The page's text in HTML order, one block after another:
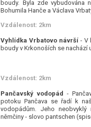
boudy. Byla zde vybudována
Bohumila Hanče a Václava
Vzdálenost: 2km
Vyhlídka Vrbatovo návrší - V
boudy v Krkonoších se nachází
Vzdálenost: 2km
Pančavský vodopád -
potoku Pančava se řadí k
vodopádům. Jeho
němčiny - slovo pantschen